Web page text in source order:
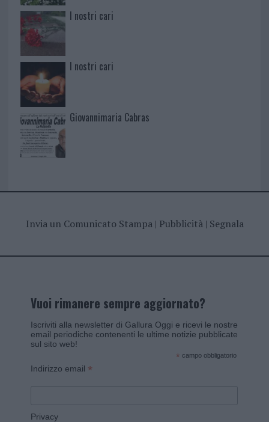
I nostri cari
I nostri cari
Giovannimaria Cabras
Invia un Comunicato Stampa| Pubblicità| Segnala
Vuoi rimanere sempre aggiornato?
Iscriviti alla newsletter di Gallura Oggi e ricevi le nostre
email periodiche contenenti le ultime notizie pubblicate
sul sito web!
* campo obbligatorio
Indirizzo email *
Privacy